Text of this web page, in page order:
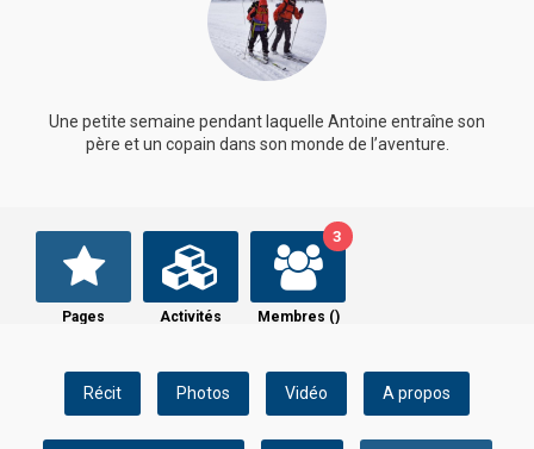
Adhérez
Une petite semaine pendant laquelle Antoine entraîne son
père et un copain dans son monde de l’aventure.
Pages Activités Membres (
3
)
Récit Photos Vidéo A propos